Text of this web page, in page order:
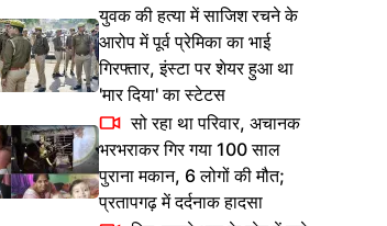
युवक की हत्या में साजिश रचने के
आरोप में पूर्व प्रेमिका का भाई
गिरफ्तार, इंस्टा पर शेयर हुआ था
'मार दिया' का स्टेटस
सो रहा था परिवार, अचानक
भरभराकर गिर गया 100 साल
पुराना मकान, 6 लोगों की मौत;
प्रतापगढ़ में दर्दनाक हादसा